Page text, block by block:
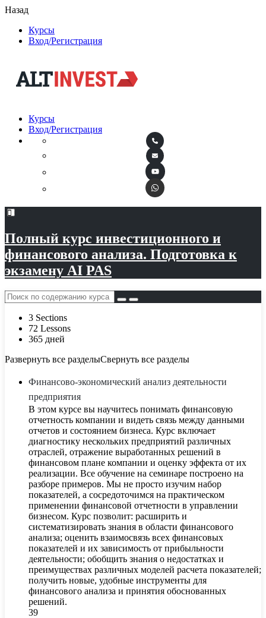
Назад
Курсы
Вход/Регистрация
Курсы
Вход/Регистрация
Полный курс инвестиционного и
финансового анализа. Подготовка к
экзамену AI PAS
3 Sections
72 Lessons
365 дней
Развернуть все разделыСвернуть все разделы
Финансово-экономический анализ деятельности
предприятия
В этом курсе вы научитесь понимать финансовую
отчетность компании и видеть связь между данными
отчетов и состоянием бизнеса. Курс включает
диагностику нескольких предприятий различных
отраслей, отражение выработанных решений в
финансовом плане компании и оценку эффекта от их
реализации. Все обучение на семинаре построено на
разборе примеров. Мы не просто изучим набор
показателей, а сосредоточимся на практическом
применении финансовой отчетности в управлении
бизнесом. Курс позволит: расширить и
систематизировать знания в области финансового
анализа; оценить взаимосвязь всех финансовых
показателей и их зависимость от прибыльности
деятельности; обобщить знания о недостатках и
преимуществах различных моделей расчета показателей;
получить новые, удобные инструменты для
финансового анализа и принятия обоснованных
решений.
39